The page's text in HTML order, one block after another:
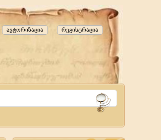
რეგისტრაცია
ავტორიზაცია